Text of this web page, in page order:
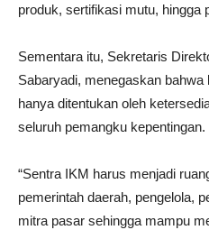
produk, sertifikasi mutu, hingga
Sementara itu, Sekretaris
Sabaryadi, menegaskan
hanya ditentukan oleh
seluruh pemangku kepentingan.
“Sentra IKM harus menjadi
pemerintah daerah, pengelola,
mitra pasar sehingga mampu